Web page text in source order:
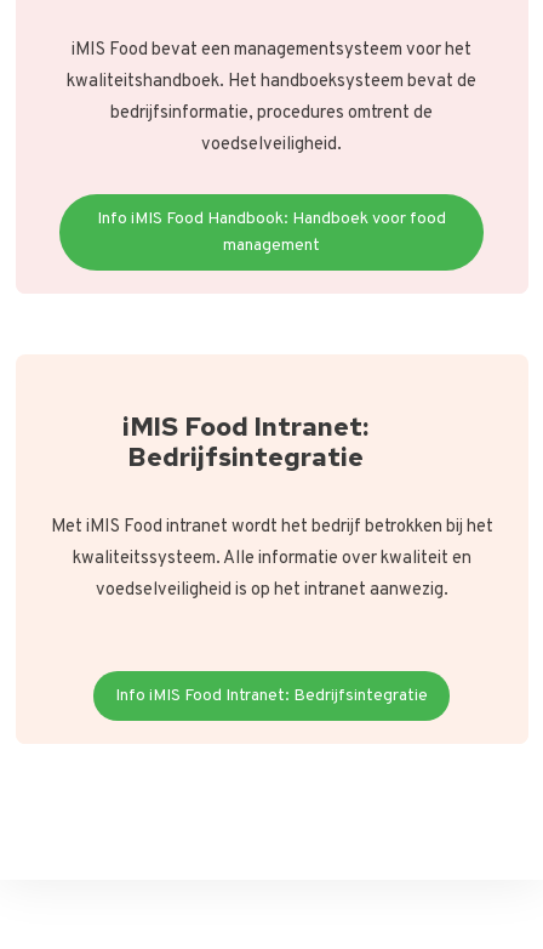
iMIS Food bevat een managementsysteem voor het
kwaliteitshandboek. Het handboeksysteem bevat de
bedrijfsinformatie, procedures omtrent de
voedselveiligheid.
Info iMIS Food Handbook: Handboek voor food
management
iMIS Food Intranet:
Bedrijfsintegratie
Met iMIS Food intranet wordt het bedrijf betrokken bij het
kwaliteitssysteem. Alle informatie over kwaliteit en
voedselveiligheid is op het intranet aanwezig.
Info iMIS Food Intranet: Bedrijfsintegratie